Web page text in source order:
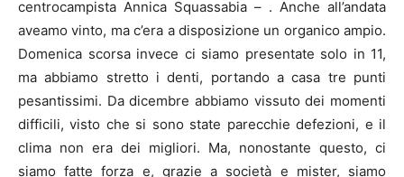
centrocampista Annica Squassabia – . Anche all’andata
aveamo vinto, ma c’era a disposizione un organico ampio.
Domenica scorsa invece ci siamo presentate solo in 11,
ma abbiamo stretto i denti, portando a casa tre punti
pesantissimi. Da dicembre abbiamo vissuto dei momenti
difficili, visto che si sono state parecchie defezioni, e il
clima non era dei migliori. Ma, nonostante questo, ci
siamo fatte forza e, grazie a società e mister, siamo